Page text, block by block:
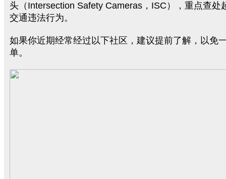
头（Intersection Safety Cameras，ISC），重点查处
交通违法行为。
如果你近期经常经过以下社区，建议提前了解，以免
单。